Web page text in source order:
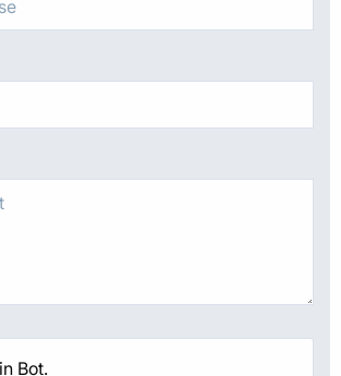
Bot.